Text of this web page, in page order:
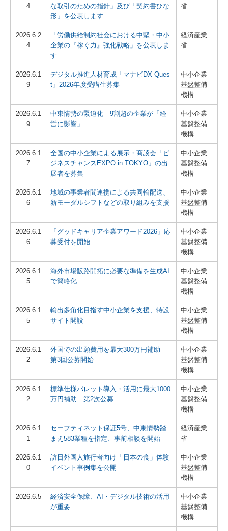
4
な取引のための指針」及び「契約書ひな
形」を公表します
省
2026.6.2
4
「労働供給制約社会における中堅・中小
企業の『稼ぐ力』強化戦略」を公表しま
す
経済産業
省
2026.6.1
9
デジタル推進人材育成「マナビDX Ques
t」2026年度受講生募集
中小企業
基盤整備
機構
2026.6.1
9
中東情勢の緊迫化 9割超の企業が「経
営に影響」
中小企業
基盤整備
機構
2026.6.1
7
全国の中小企業による展示・商談会「ビ
ジネスチャンスEXPO in TOKYO」の出
展者を募集
中小企業
基盤整備
機構
2026.6.1
6
地域の事業者間連携による共同輸配送、
新モーダルシフトなどの取り組みを支援
中小企業
基盤整備
機構
2026.6.1
6
「グッドキャリア企業アワード2026」応
募受付を開始
中小企業
基盤整備
機構
2026.6.1
5
海外市場販路開拓に必要な準備を生成AI
で簡略化
中小企業
基盤整備
機構
2026.6.1
5
輸出多角化目指す中小企業を支援、特設
サイト開設
中小企業
基盤整備
機構
2026.6.1
2
外国での出願費用を最大300万円補助
第3回公募開始
中小企業
基盤整備
機構
2026.6.1
2
標準仕様パレット導入・活用に最大1000
万円補助 第2次公募
中小企業
基盤整備
機構
2026.6.1
1
セーフティネット保証5号、中東情勢踏
まえ583業種を指定、事前相談を開始
経済産業
省
2026.6.1
0
訪日外国人旅行者向け「日本の食」体験
イベント事例集を公開
中小企業
基盤整備
機構
2026.6.5
経済安全保障、AI・デジタル技術の活用
が重要
中小企業
基盤整備
機構